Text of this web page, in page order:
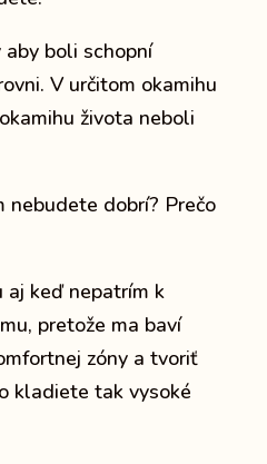
boli schopní
V určitom okamihu
života neboli
nebudete dobrí? Prečo
aj keď nepatrím k
pretože ma baví
zóny a tvoriť
kladiete tak vysoké